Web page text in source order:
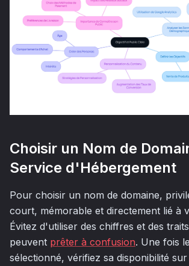
Choisir un Nom de
Service d'Hébergement
Pour choisir un nom de domaine,
court, mémorable et directement lié à
Évitez d'utiliser des chiffres et des
peuvent prêter à confusion. Une fois
sélectionné, vérifiez sa disponibilité sur